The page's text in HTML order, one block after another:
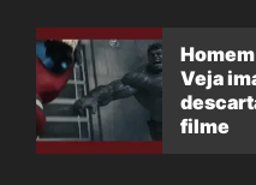
Veja
filme